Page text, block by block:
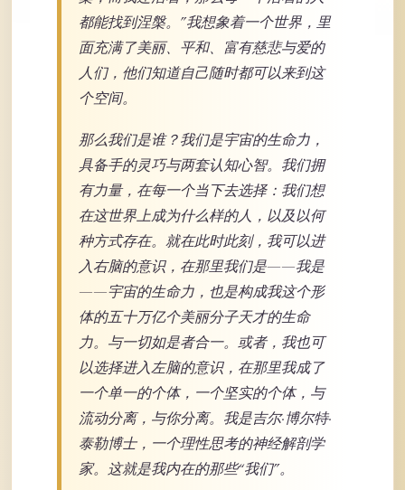
都能找到涅槃。”我想象着一个世界，里
面充满了美丽、平和、富有慈悲与爱的
人们，他们知道自己随时都可以来到这
个空间。
那么我们是谁？我们是宇宙的生命力，
具备手的灵巧与两套认知心智。我们拥
有力量，在每一个当下去选择：我们想
在这世界上成为什么样的人，以及以何
种方式存在。就在此时此刻，我可以进
入右脑的意识，在那里我们是——我是
——宇宙的生命力，也是构成我这个形
体的五十万亿个美丽分子天才的生命
力。与一切如是者合一。或者，我也可
以选择进入左脑的意识，在那里我成了
一个单一的个体，一个坚实的个体，与
流动分离，与你分离。我是吉尔·博尔特·
泰勒博士，一个理性思考的神经解剖学
家。这就是我内在的那些“我们”。